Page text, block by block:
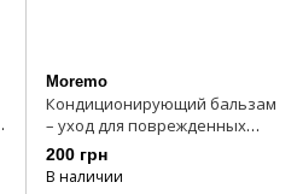
Moremo
Кондиционирующий бальзам
– уход для поврежденных
волос Moremo Advanced LPP
Treatment 20 мл
200 грн
В наличии